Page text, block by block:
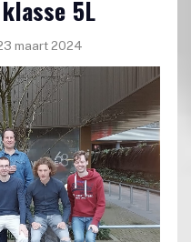
5L
maart 2024